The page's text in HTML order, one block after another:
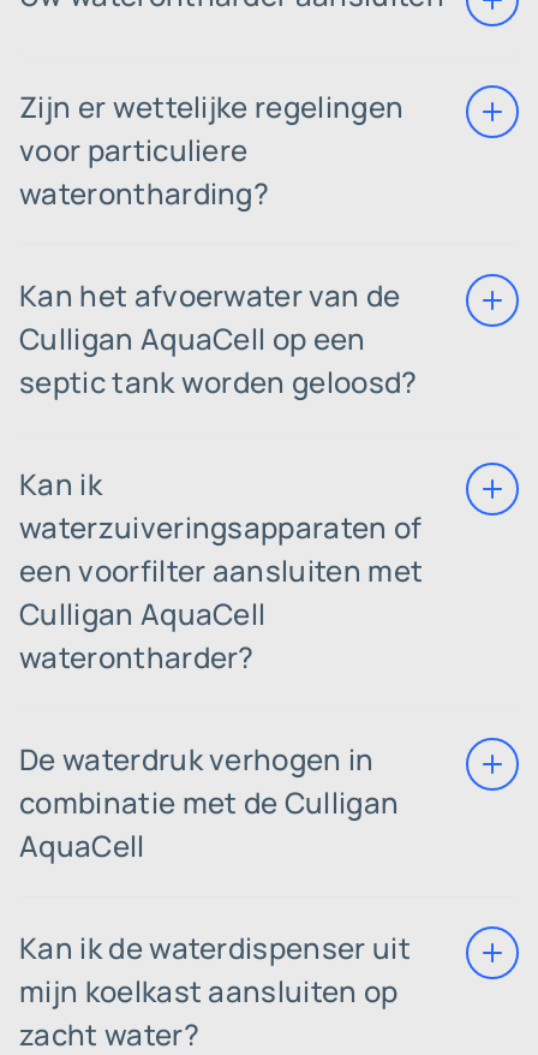
Zijn er wettelijke regelingen
voor particuliere
waterontharding?
Kan het afvoerwater van de
Culligan AquaCell op een
septic tank worden geloosd?
Kan ik
waterzuiveringsapparaten of
een voorfilter aansluiten met
Culligan AquaCell
waterontharder?
De waterdruk verhogen in
combinatie met de Culligan
AquaCell
Kan ik de waterdispenser uit
mijn koelkast aansluiten op
zacht water?